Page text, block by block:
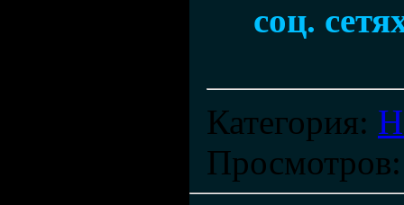
соц.
Категория:
Просмотров